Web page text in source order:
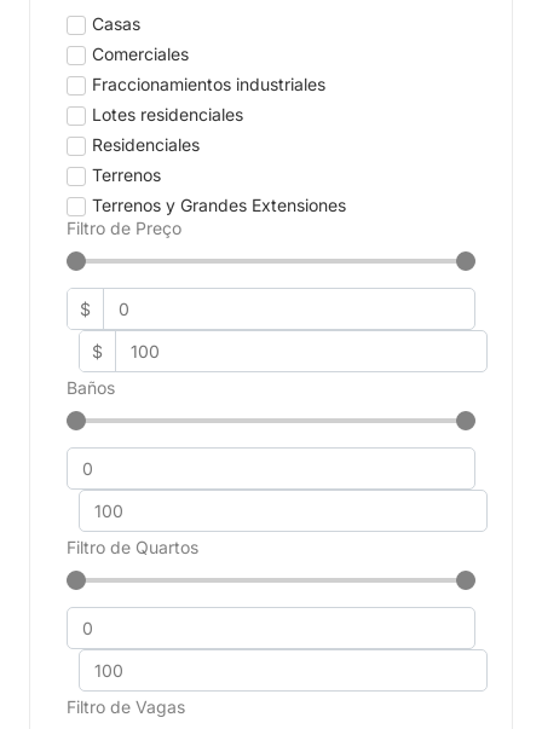
Casas
Comerciales
Fraccionamientos industriales
Lotes residenciales
Residenciales
Terrenos
Terrenos y Grandes Extensiones
Filtro de Preço
$
$
Baños
Filtro de Quartos
Filtro de Vagas